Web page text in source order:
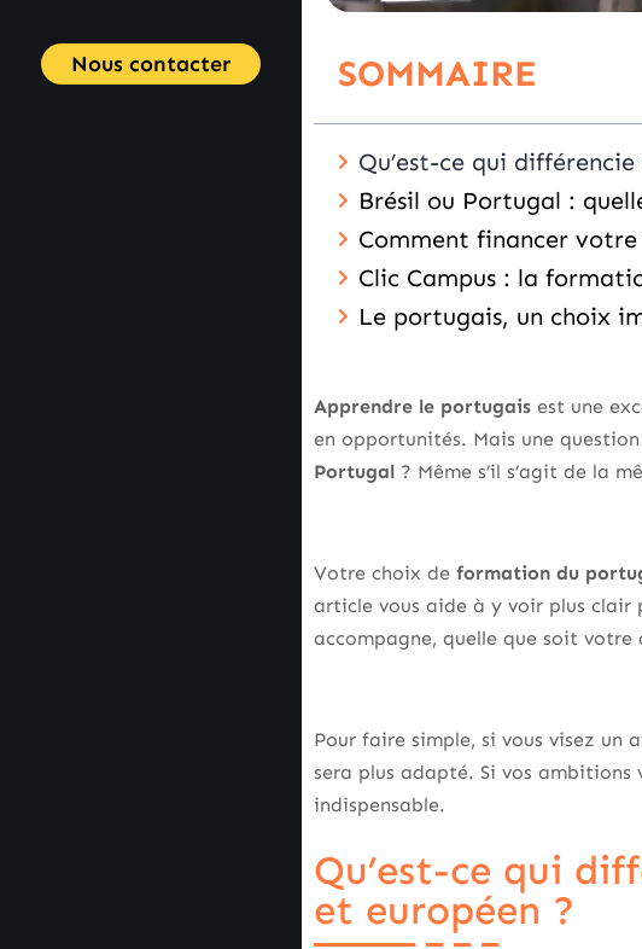
Nous contacter SOMMAIRE
Qu’est-ce qui
Brésil ou Portugal :
Comment financer
Clic Campus : la
Le portugais, un choix
Apprendre le portugais est une
en opportunités. Mais une
Portugal ? Même s’il s’agit de la
Votre choix de formation du
article vous aide à y voir plus clair
accompagne, quelle que soit votre
Pour faire simple, si vous visez un
sera plus adapté. Si vos ambitions
indispensable.
Qu’est-ce qui
et européen ?